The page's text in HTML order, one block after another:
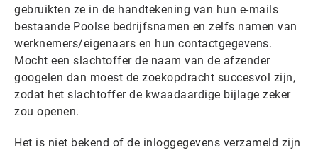
gebruikten ze in de handtekening van hun e-mails
bestaande Poolse bedrijfsnamen en zelfs namen van
werknemers/eigenaars en hun contactgegevens.
Mocht een slachtoffer de naam van de afzender
googelen dan moest de zoekopdracht succesvol zijn,
zodat het slachtoffer de kwaadaardige bijlage zeker
zou openen.
Het is niet bekend of de inloggegevens verzameld zijn